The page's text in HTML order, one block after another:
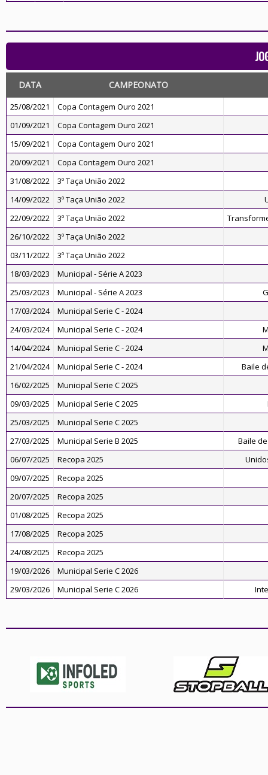
DATA CAMPEONATO
25/08/2021
Copa Contagem Ouro 2021
01/09/2021
Copa Contagem Ouro 2021
15/09/2021
Copa Contagem Ouro 2021
20/09/2021
Copa Contagem Ouro 2021
31/08/2022
3º Taça União 2022
14/09/2022
3º Taça União 2022
22/09/2022
3º Taça União 2022
26/10/2022
3º Taça União 2022
03/11/2022
3º Taça União 2022
18/03/2023
Municipal - Série A 2023
25/03/2023
Municipal - Série A 2023
17/03/2024
Municipal Serie C - 2024
24/03/2024
Municipal Serie C - 2024
14/04/2024
Municipal Serie C - 2024
21/04/2024
Municipal Serie C - 2024
Baile
16/02/2025
Municipal Serie C 2025
09/03/2025
Municipal Serie C 2025
25/03/2025
Municipal Serie C 2025
27/03/2025
Municipal Serie B 2025
Baile
06/07/2025
Recopa 2025
09/07/2025
Recopa 2025
20/07/2025
Recopa 2025
01/08/2025
Recopa 2025
17/08/2025
Recopa 2025
24/08/2025
Recopa 2025
19/03/2026
Municipal Serie C 2026
29/03/2026
Municipal Serie C 2026